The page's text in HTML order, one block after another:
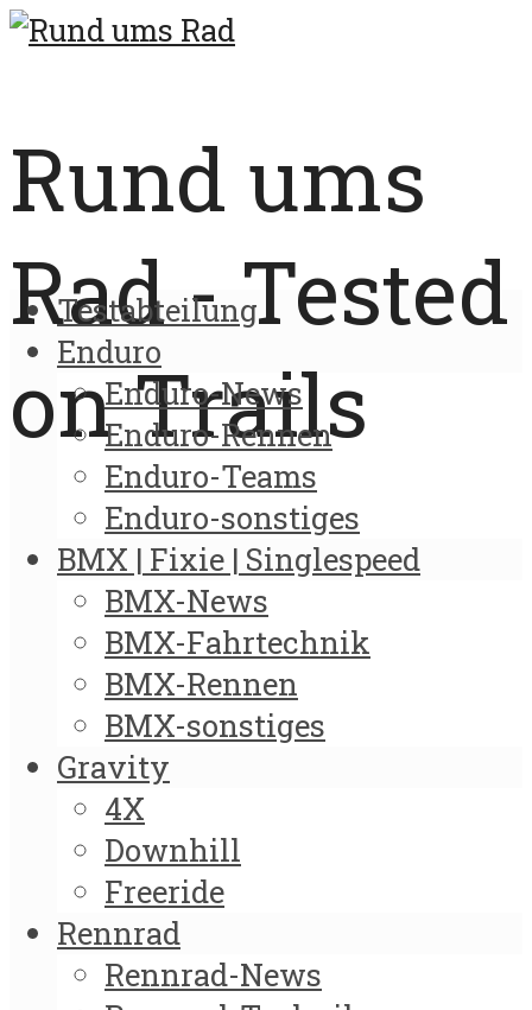
Rund ums
Rad - Tested
on Trails
Testabteilung
Enduro
Enduro-News
Enduro-Rennen
Enduro-Teams
Enduro-sonstiges
BMX | Fixie | Singlespeed
BMX-News
BMX-Fahrtechnik
BMX-Rennen
BMX-sonstiges
Gravity
4X
Downhill
Freeride
Rennrad
Rennrad-News